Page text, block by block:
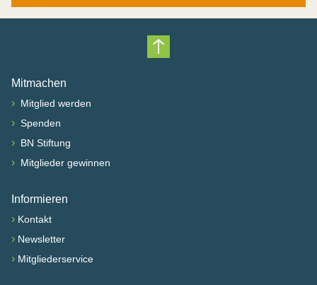
Nach oben scrollen
Mitmachen
› Mitglied werden
› Spenden
› BN Stiftung
› Mitglieder gewinnen
Informieren
› Kontakt
› Newsletter
› Mitgliederservice